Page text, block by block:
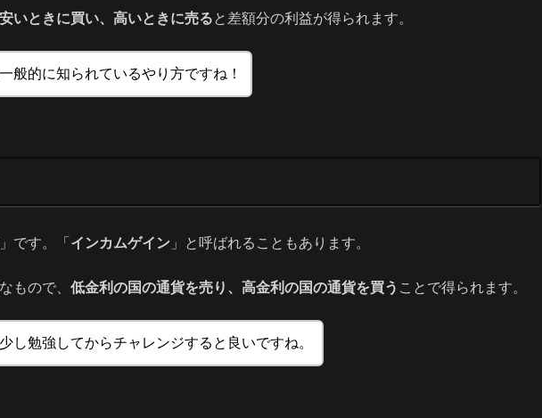
いときに買い、高いときに売ると差額分の利益が得られます。
般的に知られているやり方ですね！
」です。「 インカムゲイン 」と呼ばれることもあります。
もので、 低金利の国の通貨を売り、高金利の国の通貨を買う ことで得られます。
し勉強してからチャレンジすると良いですね。